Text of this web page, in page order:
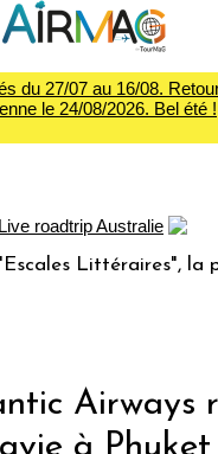
du 27/07 au 16/08.
le 24/08/2026. Bel été !
Littéraires", la
Airways